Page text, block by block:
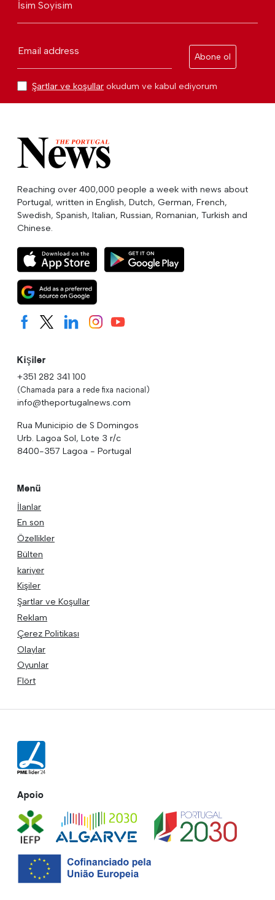
İsim Soyisim
Email address
Abone ol
Şartlar ve koşullar okudum ve kabul ediyorum
Reaching over 400,000 people a week with news about
Portugal, written in English, Dutch, German, French,
Swedish, Spanish, Italian, Russian, Romanian, Turkish and
Chinese.
Kişiler
+351 282 341 100
(Chamada para a rede fixa nacional)
info@theportugalnews.com
Rua Municipio de S Domingos
Urb. Lagoa Sol, Lote 3 r/c
8400-357 Lagoa - Portugal
Menü
İlanlar
En son
Özellikler
Bülten
kariyer
Kişiler
Şartlar ve Koşullar
Reklam
Çerez Politikası
Olaylar
Oyunlar
Flört
Apoio